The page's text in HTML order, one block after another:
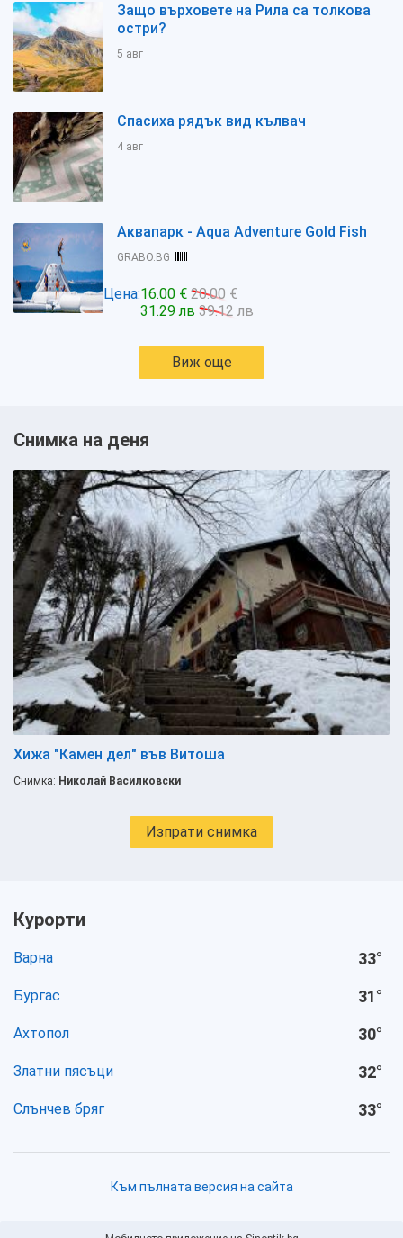
Защо върховете на Рила са толкова
остри?
5 авг
Спасиха рядък вид кълвач
4 авг
Аквапарк - Aqua Adventure Gold Fish
GRABO.BG
Цена:16.00 € 20.00 €
31.29 лв 39.12 лв
Виж още
Снимка на деня
Хижа "Камен дел" във Витоша
Снимка: Николай Василковски
Изпрати снимка
Курорти
Варна 33°
Бургас 31°
Ахтопол 30°
Златни пясъци 32°
Слънчев бряг 33°
Към пълната версия на сайта